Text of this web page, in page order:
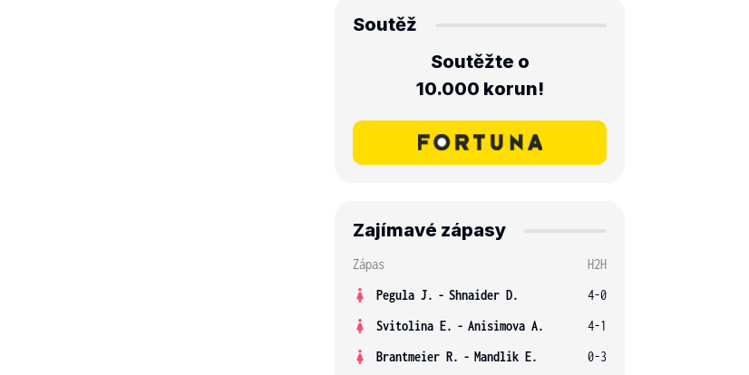
Soutěž
Soutěžte o
10.000 korun!
Zajímavé zápasy
Zápas
H2H
Pegula J. - Shnaider D.
4-0
Svitolina E. - Anisimova A.
4-1
Brantmeier R. - Mandlik E.
0-3